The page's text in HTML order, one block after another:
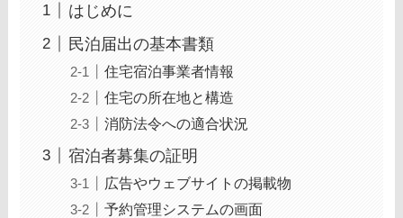
はじめに
民泊届出の基本書類
住宅宿泊事業者情報
住宅の所在地と構造
消防法令への適合状況
宿泊者募集の証明
広告やウェブサイトの掲載物
予約管理システムの画面